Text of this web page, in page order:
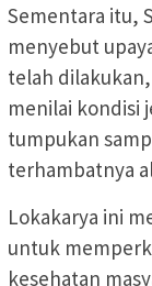
Sementara itu,
menyebut
telah
menilai kondisi
tumpukan
terhambatnya
Lokakarya ini
untuk
kesehatan